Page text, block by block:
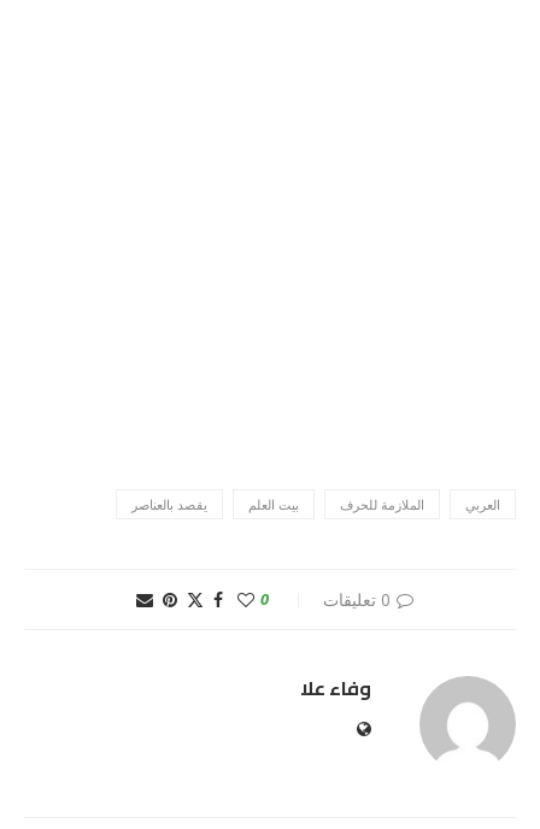
العربي الملازمة للحرف بيت العلم يقصد بالعناصر
0 تعليقات 0
وفاء علا